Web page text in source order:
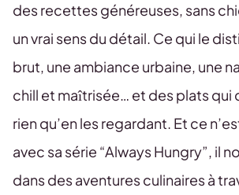
des recettes généreuses, sans
un vrai sens du détail. Ce qui le
brut, une ambiance urbaine, une
chill et maîtrisée… et des plats qui
rien qu’en les regardant. Et ce
avec sa série “Always Hungry”, il
dans des aventures culinaires à